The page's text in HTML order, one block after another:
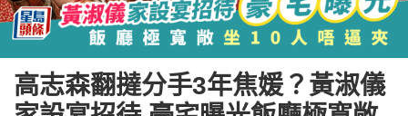
高志森翻撻分手3年焦媛？黃淑儀